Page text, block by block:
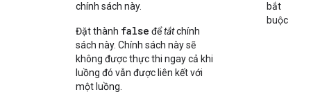
chính sách này.
Đặt thành false đểtắtchính
sách này. Chính sách này sẽ
không được thực thi ngay cả khi
luồng đó vẫn được liên kết với
một luồng.
bắt
buộc